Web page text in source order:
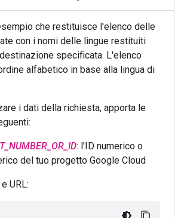
che restituisce l'elenco delle
con i nomi delle lingue restituiti
specificata. L'elenco
alfabetico in base alla lingua di
i dati della richiesta, apporta le
: l'ID numerico o
del tuo progetto Google Cloud
URL: